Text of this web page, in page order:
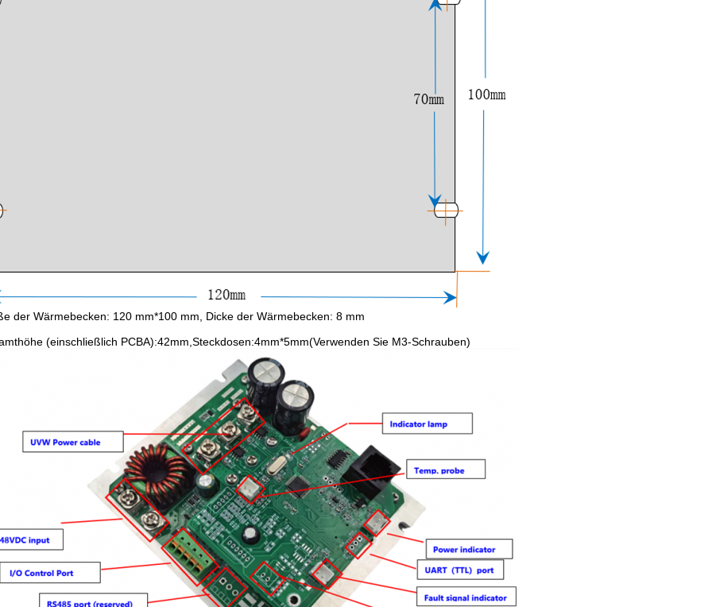
der Wärmebecken: 120 mm*100 mm, Dicke der Wärmebecken: 8 mm
(einschließlich PCBA):42mm,Steckdosen:4mm*5mm(Verwenden Sie M3-Schrauben)